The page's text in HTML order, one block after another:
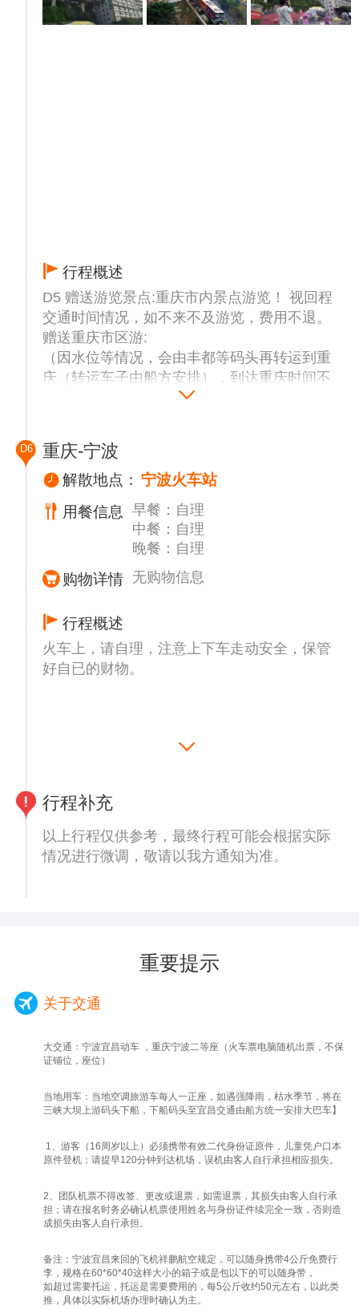
姿，极具壮观之美，负氧离子含量每立方厘米
行程概述
D5 赠送游览景点:重庆市内景点游览！ 视回程
交通时间情况，如不来不及游览，费用不退。
赠送重庆市区游:
（因水位等情况，会由丰都等码头再转运到重
庆（转运车子由船方安排），到达重庆时间不
能确定，导游会和客人保持联系，到的晚可能
队汇合走行程。以实际当天导游安排为准）
上岸后司机接客人（具体时间和集合地点以导
游提前一天晚上21:00前通知为准）
在约定的时间以后赶到的敬请谅解）
【戴家巷崖壁步道】（参观时间约30分钟）位
于渝中区临江门魁星楼和洪崖洞之间的岩壁
上，落差约60米的崖壁下是嘉陵江，面对江北
巷崖壁步道呈“Z”字形，盘旋在陡坡之上，上
接戴家巷街区，向下过人行天桥即可到达嘉陵
江边。 步道长约750米，与戴家巷老街区、洪
崖洞共同构成长约1.1公里的环城墙步道戴家
遇关闭只能外观、人民广场城市标志性建筑
建筑物之一。
间约20分钟】到底是现有楼还是现有轨道？这
一直是个不解之谜。但也不妨碍大家在这里继
20元自理）、白公馆小说《红岩》原型，位于
因1939年间国民党军统特务在此设立监狱，
动了多起屠杀事件，因此也是重庆市爱国主义
教育基地。
主城区内唯一的规模最大、最具巴渝传统民
居、民俗、民风特色的古镇。古镇上有着传统
的民居建筑、石梯街巷、遗存的寺庙宫观，是
巴渝山地民居建筑的天然博物馆。
（自费自愿选择参加118元/人）完美呈现会仙
楼的前世今生，在二十世纪八十年代初，会仙
是中国海拔最高的露天观景台，被誉为“重庆
之巅”。【洪崖洞】（自由活动时间约40分
钟），游客自由活动。洪崖洞,是古重庆城门
D6 重庆-宁波
解散地点： 宁波火车站
用餐信息
早餐：自理
中餐：自理
晚餐：自理
购物详情 无购物信息
行程概述
火车上，请自理，注意上下车走动安全，保管
好自已的财物。
参观景点：【丰都鬼城】、【烽烟三国】、
【白帝城】【升船机】，船方会根据长江三峡
天气、水位、航道码头、报名人数等原因决定
惠，在游船行程的过程中，客人一定要按时收
听游船广播，以免错过在游船顶楼甲板参观的
行程补充
以上行程仅供参考，最终行程可能会根据实际
情况进行微调，敬请以我方通知为准。
重要提示
关于交通
大交通：宁波宜昌动车 ，重庆宁波二等座（火车票电脑随机出票，不保
证铺位，座位）
当地用车：当地空调旅游车每人一正座，如遇强降雨，枯水季节，将在
三峡大坝上游码头下船，下船码头至宜昌交通由船方统一安排大巴车】
1、游客（16周岁以上）必须携带有效二代身份证原件，儿童凭户口本
原件登机；请提早120分钟到达机场，误机由客人自行承担相应损失。
2、团队机票不得改签、更改或退票，如需退票，其损失由客人自行承
担；请在报名时务必确认机票使用姓名与身份证件续完全一致，否则造
成损失由客人自行承担。
备注：宁波宜昌来回的飞机祥鹏航空规定，可以随身携带4公斤免费行
李，规格在60*60*40这样大小的箱子或是包以下的可以随身带，
如超过需要托运，托运是需要费用的，每5公斤收约50元左右，以此类
推，具体以实际机场办理时确认为主。